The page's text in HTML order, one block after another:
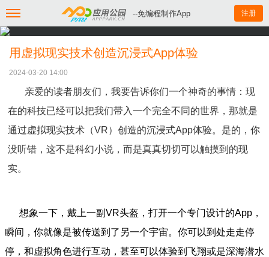
--免编程制作App 注册
用虚拟现实技术创造沉浸式App体验
2024-03-20 14:00
亲爱的读者朋友们，我要告诉你们一个神奇的事情：现
在的科技已经可以把我们带入一个完全不同的世界，那就是
通过虚拟现实技术（VR）创造的沉浸式App体验。是的，你
没听错，这不是科幻小说，而是真真切切可以触摸到的现
实。
想象一下，戴上一副VR头盔，打开一个专门设计的App，
瞬间，你就像是被传送到了另一个宇宙。你可以到处走走停
停，和虚拟角色进行互动，甚至可以体验到飞翔或是深海潜水